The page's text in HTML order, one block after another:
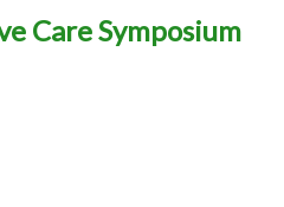
Care Symposium